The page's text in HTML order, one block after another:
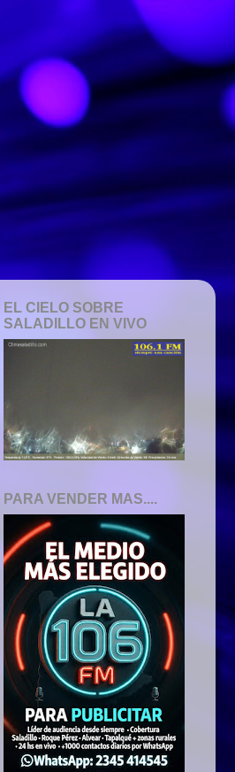
EL CIELO SOBRE
SALADILLO EN VIVO
PARA VENDER MAS....